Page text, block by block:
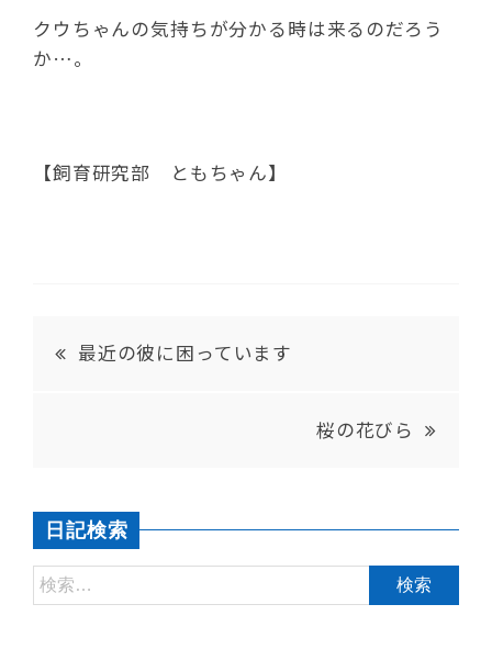
クウちゃんの気持ちが分かる時は来るのだろう
か…。
【飼育研究部 ともちゃん】
最近の彼に困っています
桜の花びら
日記検索